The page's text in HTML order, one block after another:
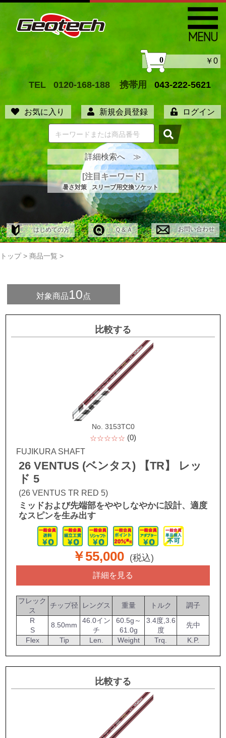
TEL 0120-168-188 携帯用 043-222-5621
お気に入り 新規会員登録 ログイン
0 ￥0
詳細検索へ ≫
[注目キーワード]
暑さ対策 スリーブ用交換ソケット
はじめての方 Ｑ＆Ａ お問い合わせ
トップ > 商品一覧 >
対象商品10点
比較する
No. 3153TC0
☆☆☆☆☆ (0)
FUJIKURA SHAFT
26 VENTUS (ベンタス) 【TR】 レッ
ド 5
(26 VENTUS TR RED 5)
ミッドおよび先端部をややしなやかに設計、適度
なスピンを生み出す
￥55,000 (税込)
詳細を見る
フレック
ス
チップ径 レングス 重量 トルク
調子
R
S
8.50mm
46.0イン
チ
60.5g～
61.0g
3.4度,3.6
度
先中
Flex
Tip Len. Weight Trq. K.P.
比較する